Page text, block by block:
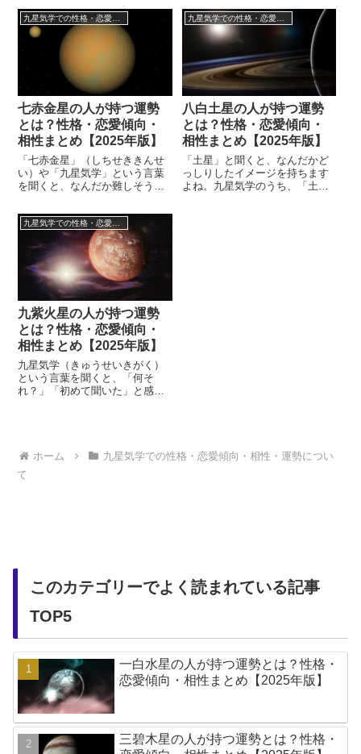
いの星のひとつです。五黄土星
はその名の通り、惑星では「土
星」五行では「土」の性質を帯
びていて、九星気学の9つの星の
中でも特別の意味をもち、他の8
つ星を支配する強力な星と言わ
れています。ではそんな五黄土
星の星を...
とにして作られているのです。
九星気学が日本に伝えられたの
は552年ごろといわれていおり、
江戸時代には「家相」などの方
位術にも使われていました。そ
んな九星気学は生まれ年によっ
て一白水星、二黒土星、三碧木
星、四緑...
七赤金星の人が持つ運勢
とは？性格・恋愛傾向・
相性まとめ【2025年版】
「七赤金星」（しちせききんせ
い）や「九星気学」という言葉
を聞くと、なんだか難しそうと
「九星気学」は生年月日や干支
などの情報を使って分類してい
ます。その人の性格や特徴を踏
まえた上で運勢を占うので、か
なり信頼性が高く結構当たりま
す。七赤金星の生まれ年1957年
（昭和32年）1966年（昭和41
年...
八白土星の人が持つ運勢
とは？性格・恋愛傾向・
相性まとめ【2025年版】
「土星」と聞くと、なんだかど
っしりしたイメージを持ちます
よね。九星気学のうち、「土
九紫火星の人が持つ運勢
とは？性格・恋愛傾向・
相性まとめ【2025年版】
九星気学（きゅうせいきがく）
という言葉を聞くと、「何そ
れ？」「初めて聞いた」と感じ
木、火、土の5つと色を組み合わ
せた9つのタイプに分けられ、生
年月日によって9種類に分類しま
ホーム
九星気学での性格・恋愛傾向・相性・運勢につい
て
このカテゴリーでよく読まれている記事
TOP5
一白水星の人が持つ運勢とは？性格・
恋愛傾向・相性まとめ【2025年版】
三碧木星の人が持つ運勢とは？性格・